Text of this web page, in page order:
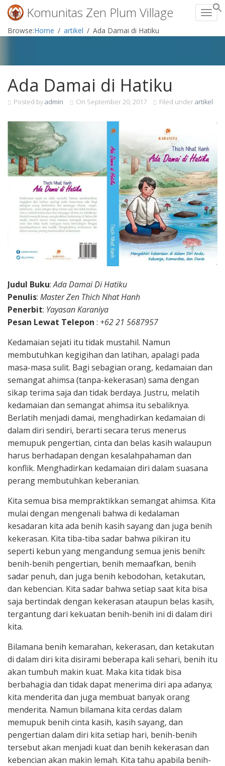
Skip
to
Komunitas Zen Plum Village
Browse:Home artikel Ada Damai di Hatiku
Ada Damai di Hatiku
Posted byadmin On September 20, 2017 Filed underartikel
Judul Buku:Ada Damai Di Hatiku
Penulis: Master Zen Thich Nhat Hanh
Penerbit: Yayasan Karaniya
Pesan Lewat Telepon : +62 21 5687957
Kedamaian sejati itu tidak mustahil. Namun
membutuhkan kegigihan dan latihan, apalagi pada
masa-masa sulit. Bagi sebagian orang, kedamaian dan
semangat ahimsa (tanpa-kekerasan) sama dengan
sikap terima saja dan tidak berdaya. Justru, melatih
kedamaian dan semangat ahimsa itu sebaliknya.
Berlatih menjadi damai, menghadirkan kedamaian di
dalam diri sendiri, berarti secara terus menerus
memupuk pengertian, cinta dan belas kasih walaupun
harus berhadapan dengan kesalahpahaman dan
konflik. Menghadirkan kedamaian diri dalam suasana
perang membutuhkan keberanian.
Kita semua bisa mempraktikkan semangat ahimsa. Kita
mulai dengan mengenali bahwa di kedalaman
kesadaran kita ada benih kasih sayang dan juga benih
kekerasan. Kita tiba-tiba sadar bahwa pikiran itu
seperti kebun yang mengandung semua jenis benih:
benih-benih pengertian, benih memaafkan, benih
sadar penuh, dan juga benih kebodohan, ketakutan,
dan kebencian. Kita sadar bahwa setiap saat kita bisa
saja bertindak dengan kekerasan ataupun belas kasih,
tergantung dari kekuatan benih-benih ini di dalam diri
kita.
Bilamana benih kemarahan, kekerasan, dan ketakutan
di dalam diri kita disirami beberapa kali sehari, benih itu
akan tumbuh makin kuat. Maka kita tidak bisa
berbahagia dan tidak dapat menerima diri apa adanya;
kita menderita dan juga membuat banyak orang
menderita. Namun bilamana kita cerdas dalam
memupuk benih cinta kasih, kasih sayang, dan
pengertian dalam diri kita setiap hari, benih-benih
tersebut akan menjadi kuat dan benih kekerasan dan
kebencian akan makin lemah. Kita tahu apabila benih-